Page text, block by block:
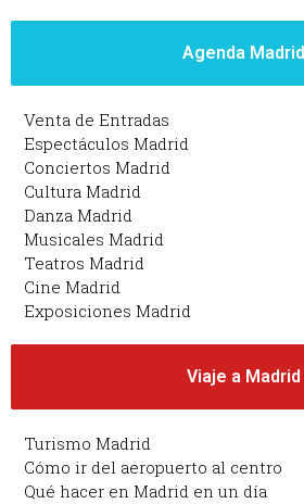
Agenda Madrid
Venta de Entradas
Espectáculos Madrid
Conciertos Madrid
Cultura Madrid
Danza Madrid
Musicales Madrid
Teatros Madrid
Cine Madrid
Exposiciones Madrid
Viaje a Madrid
Turismo Madrid
Cómo ir del aeropuerto al centro
Qué hacer en Madrid en un día